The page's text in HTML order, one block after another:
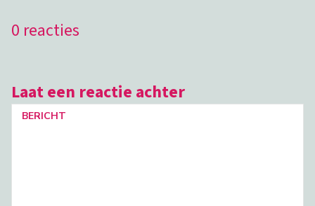
0 reacties
Laat een reactie achter
BERICHT